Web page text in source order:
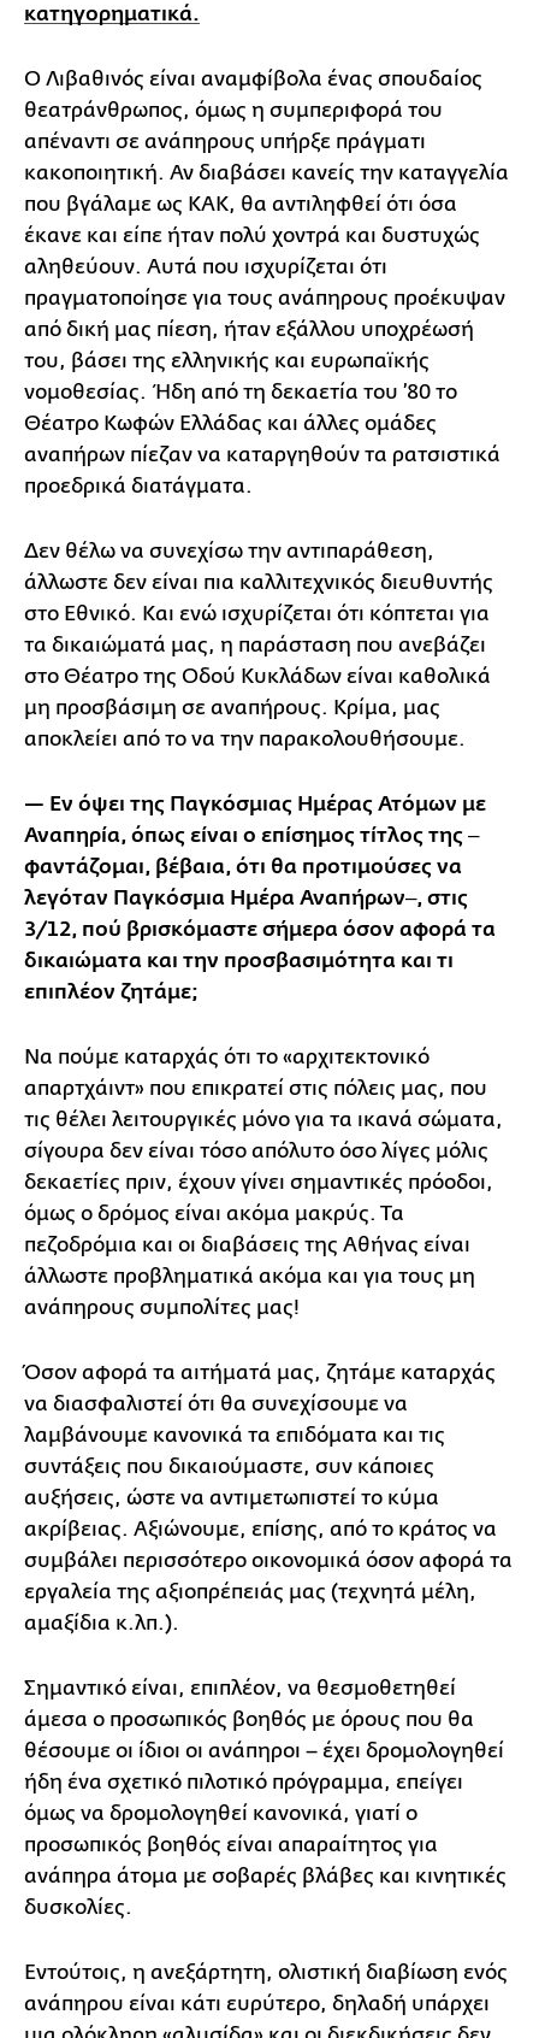
κατηγορηματικά.
Ο Λιβαθινός είναι αναμφίβολα ένας σπουδαίος
θεατράνθρωπος, όμως η συμπεριφορά του
απέναντι σε ανάπηρους υπήρξε πράγματι
κακοποιητική. Αν διαβάσει κανείς την καταγγελία
που βγάλαμε ως ΚΑΚ, θα αντιληφθεί ότι όσα
έκανε και είπε ήταν πολύ χοντρά και δυστυχώς
αληθεύουν. Αυτά που ισχυρίζεται ότι
πραγματοποίησε για τους ανάπηρους προέκυψαν
από δική μας πίεση, ήταν εξάλλου υποχρέωσή
του, βάσει της ελληνικής και ευρωπαϊκής
νομοθεσίας. Ήδη από τη δεκαετία του ’80 το
Θέατρο Κωφών Ελλάδας και άλλες ομάδες
αναπήρων πίεζαν να καταργηθούν τα ρατσιστικά
προεδρικά διατάγματα.
Δεν θέλω να συνεχίσω την αντιπαράθεση,
άλλωστε δεν είναι πια καλλιτεχνικός διευθυντής
στο Εθνικό. Και ενώ ισχυρίζεται ότι κόπτεται για
τα δικαιώματά μας, η παράσταση που ανεβάζει
στο Θέατρο της Οδού Κυκλάδων είναι καθολικά
μη προσβάσιμη σε αναπήρους. Κρίμα, μας
αποκλείει από το να την παρακολουθήσουμε.
— Εν όψει της Παγκόσμιας Ημέρας Ατόμων με
Αναπηρία, όπως είναι ο επίσημος τίτλος της ‒
φαντάζομαι, βέβαια, ότι θα προτιμούσες να
λεγόταν Παγκόσμια Ημέρα Αναπήρων‒, στις
3/12, πού βρισκόμαστε σήμερα όσον αφορά τα
δικαιώματα και την προσβασιμότητα και τι
επιπλέον ζητάμε;
Να πούμε καταρχάς ότι το «αρχιτεκτονικό
απαρτχάιντ» που επικρατεί στις πόλεις μας, που
τις θέλει λειτουργικές μόνο για τα ικανά σώματα,
σίγουρα δεν είναι τόσο απόλυτο όσο λίγες μόλις
δεκαετίες πριν, έχουν γίνει σημαντικές πρόοδοι,
όμως ο δρόμος είναι ακόμα μακρύς. Τα
πεζοδρόμια και οι διαβάσεις της Αθήνας είναι
άλλωστε προβληματικά ακόμα και για τους μη
ανάπηρους συμπολίτες μας!
Όσον αφορά τα αιτήματά μας, ζητάμε καταρχάς
να διασφαλιστεί ότι θα συνεχίσουμε να
λαμβάνουμε κανονικά τα επιδόματα και τις
συντάξεις που δικαιούμαστε, συν κάποιες
αυξήσεις, ώστε να αντιμετωπιστεί το κύμα
ακρίβειας. Αξιώνουμε, επίσης, από το κράτος να
συμβάλει περισσότερο οικονομικά όσον αφορά τα
εργαλεία της αξιοπρέπειάς μας (τεχνητά μέλη,
αμαξίδια κ.λπ.).
Σημαντικό είναι, επιπλέον, να θεσμοθετηθεί
άμεσα ο προσωπικός βοηθός με όρους που θα
θέσουμε οι ίδιοι οι ανάπηροι – έχει δρομολογηθεί
ήδη ένα σχετικό πιλοτικό πρόγραμμα, επείγει
όμως να δρομολογηθεί κανονικά, γιατί ο
προσωπικός βοηθός είναι απαραίτητος για
ανάπηρα άτομα με σοβαρές βλάβες και κινητικές
δυσκολίες.
Εντούτοις, η ανεξάρτητη, ολιστική διαβίωση ενός
ανάπηρου είναι κάτι ευρύτερο, δηλαδή υπάρχει